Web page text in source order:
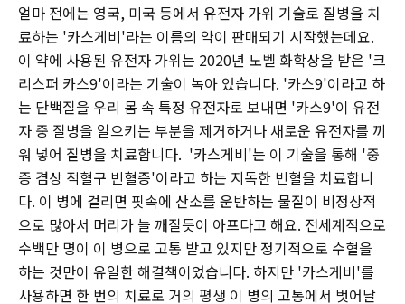
얼마 전에는 영국, 미국 등에서 유전자 가위 기술로 질병을 치
료하는 '카스게비'라는 이름의 약이 판매되기 시작했는데요.
이 약에 사용된 유전자 가위는 2020년 노벨 화학상을 받은 '크
리스퍼 카스9'이라는 기술이 녹아 있습니다. '카스9'이라고 하
는 단백질을 우리 몸 속 특정 유전자로 보내면 '카스9'이 유전
자 중 질병을 일으키는 부분을 제거하거나 새로운 유전자를 끼
워 넣어 질병을 치료합니다. '카스게비'는 이 기술을 통해 '중
증 겸상 적혈구 빈혈증'이라고 하는 지독한 빈혈을 치료합니
다. 이 병에 걸리면 핏속에 산소를 운반하는 물질이 비정상적
으로 많아서 머리가 늘 깨질듯이 아프다고 해요. 전세계적으로
수백만 명이 이 병으로 고통 받고 있지만 정기적으로 수혈을
하는 것만이 유일한 해결책이었습니다. 하지만 '카스게비'를
사용하면 한 번의 치료로 거의 평생 이 병의 고통에서 벗어날